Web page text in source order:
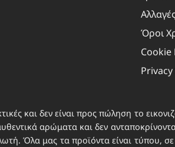
Αποθήκευση και επικοινωνία
Όροι
Cookie
και δεν είναι προς πώληση το
αρώματα και δεν
Όλα μας τα προϊόντα είναι τύπου,